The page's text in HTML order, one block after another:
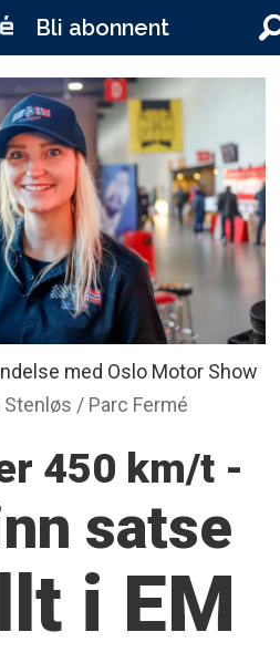
Bli abonnent
med Oslo Motor Show
/ Parc Fermé
450 km/t -
satse
i EM